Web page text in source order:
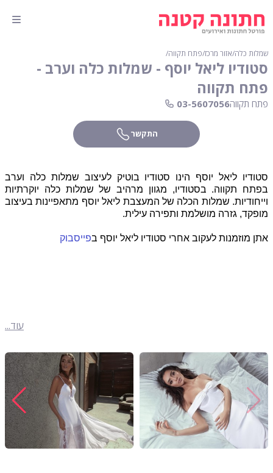
שמלות כלה∕אזור מרכז∕פתח תקווה∕
סטודיו ליאל יוסף - שמלות כלה וערב -
פתח תקווה
פתח תקווה03-5607056
התקשר
סטודיו ליאל יוסף הינו סטודיו בוטיק לעיצוב שמלות כלה וערב
בפתח תקווה. בסטודיו, מגוון מרהיב של שמלות כלה יוקרתיות
וייחודיות. שמלות הכלה של המעצבת ליאל יוסף מתאפיינות בעיצוב
מופקד, גזרה מושלמת ותפירה עילית.
אתן מוזמנות לעקוב אחרי סטודיו ליאל יוסף בפייסבוק
עוד...